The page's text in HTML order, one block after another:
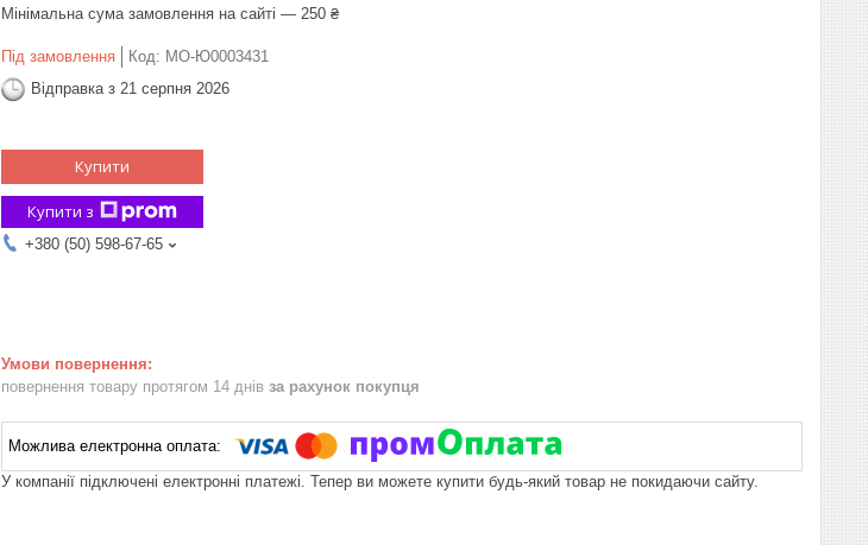
Мінімальна сума замовлення на сайті — 250 ₴
Під замовлення Код: MO-Ю0003431
Відправка з 21 серпня 2026
Купити
Купити з
+380 (50) 598-67-65
повернення товару протягом 14 днів за рахунок покупця
У компанії підключені електронні платежі. Тепер ви можете купити будь-який товар не покидаючи сайту.